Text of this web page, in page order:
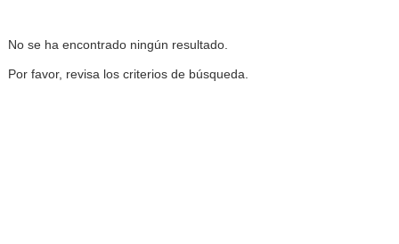
No se ha encontrado ningún resultado.
Por favor, revisa los criterios de búsqueda.